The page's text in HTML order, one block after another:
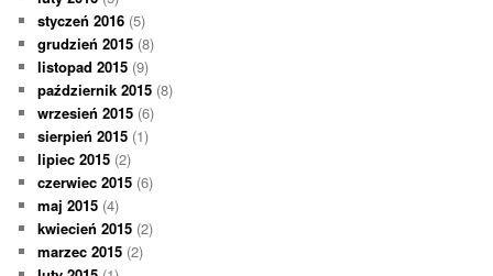
styczeń 2016 (5)
grudzień 2015 (8)
listopad 2015 (9)
październik 2015 (8)
wrzesień 2015 (6)
sierpień 2015 (1)
lipiec 2015 (2)
czerwiec 2015 (6)
maj 2015 (4)
kwiecień 2015 (2)
marzec 2015 (2)